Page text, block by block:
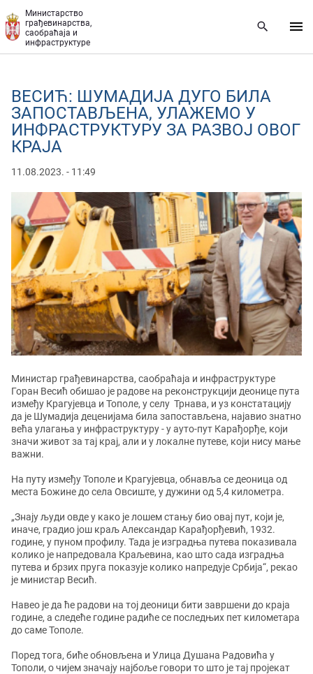
Министарство
грађевинарства,
саобраћаја и
инфраструктуре
ВЕСИЋ: ШУМАДИЈА ДУГО БИЛА
ЗАПОСТАВЉЕНА, УЛАЖЕМО У
ИНФРАСТРУКТУРУ ЗА РАЗВОЈ ОВОГ
КРАЈА
11.08.2023. - 11:49
Министар грађевинарства, саобраћаја и инфраструктуре
Горан Весић обишао је радове на реконструкцији деонице пута
између Крагујевца и Тополе, у селу Трнава, и уз констатацију
да је Шумадија деценијама била запостављена, најавио знатно
већа улагања у инфраструктуру - у ауто-пут Карађорђе, који
значи живот за тај крај, али и у локалне путеве, који нису мање
важни.
На путу између Тополе и Крагујевца, обнавља се деоница од
места Божине до села Овсиште, у дужини од 5,4 километра.
„Знају људи овде у како је лошем стању био овај пут, који је,
иначе, градио још краљ Александар Карађорђевић, 1932.
године, у пуном профилу. Тада је изградња путева показивала
колико је напредовала Краљевина, као што сада изградња
путева и брзих пруга показује колико напредује Србија“, рекао
је министар Весић.
Навео је да ће радови на тој деоници бити завршени до краја
године, а следеће године радиће се последњих пет километара
до саме Тополе.
Поред тога, биће обновљена и Улица Душана Радовића у
Тополи, о чијем значају најбоље говори то што је тај пројекат